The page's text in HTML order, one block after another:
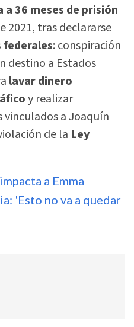
36 meses de prisión
2021, tras declararse
: conspiración
destino a Estados
lavar dinero
y realizar
vinculados a Joaquín
de la Ley
a Emma
'Esto no va a quedar